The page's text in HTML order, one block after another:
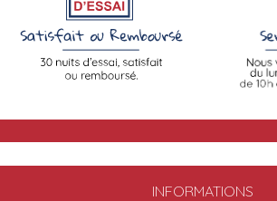
INFORMATIONS